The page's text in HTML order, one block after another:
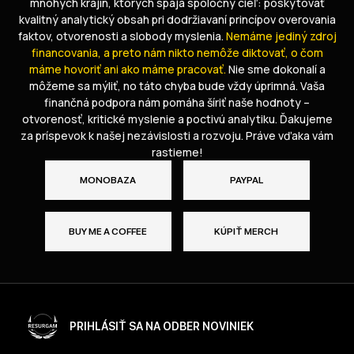
výskumnými projektmi, vrátane pôsobenia v ADASTRA, Scruples
Research, spolupráce s Organizáciou Spojených národov na
Ukrajine a stáže na Veľvyslanectve Japonska na Ukrajine.
Vzdelanie :
International University of Japan
MA
Ukrajinská katolícka univerzita
BA
Jazyky: Ukrajinčina Angličtina Japončina
kvalitný analytický obsah pri dodržiavaní princípov overovania
faktov, otvorenosti a slobody myslenia. Nemáme jediný zdroj
financovania, a preto nám nikto nemôže diktovať, o čom
máme hovoriť ani ako máme pracovať. Nie sme dokonalí a
môžeme sa mýliť, no táto chyba bude vždy úprimná. Vaša
finančná podpora nám pomáha šíriť naše hodnoty –
otvorenosť, kritické myslenie a poctivú analytiku. Ďakujeme
za príspevok k našej nezávislosti a rozvoju. Práve vďaka vám
rastieme!
MONOBAZA PAYPAL
BUY ME A COFFEE KÚPIŤ MERCH
PRIHLÁSIŤ SA NA ODBER NOVINIEK